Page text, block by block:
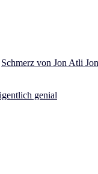
Schmerz von Jon Atli
genial